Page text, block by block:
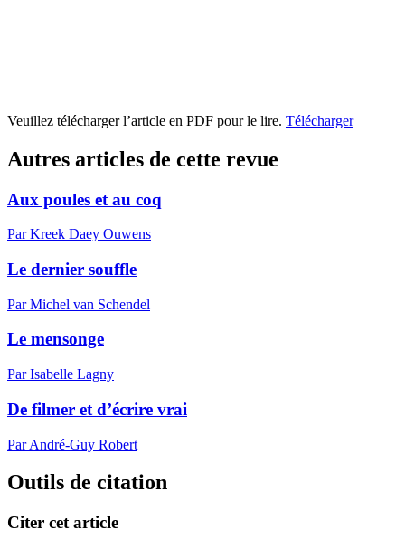
Veuillez télécharger l’article en PDF pour le lire. Télécharger
Autres articles de cette revue
Aux poules et au coq
Par Kreek Daey Ouwens
Le dernier souffle
Par Michel van Schendel
Le mensonge
Par Isabelle Lagny
De filmer et d’écrire vrai
Par André-Guy Robert
Outils de citation
Citer cet article